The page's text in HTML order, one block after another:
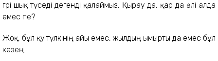
гөрі шық түседі дегенді қалаймыз. Қырау да, қар да әлі алда
емес пе?
Жоқ, бұл қу түлкінің айы емес, жылдың ымырты да емес бұл
кезең.